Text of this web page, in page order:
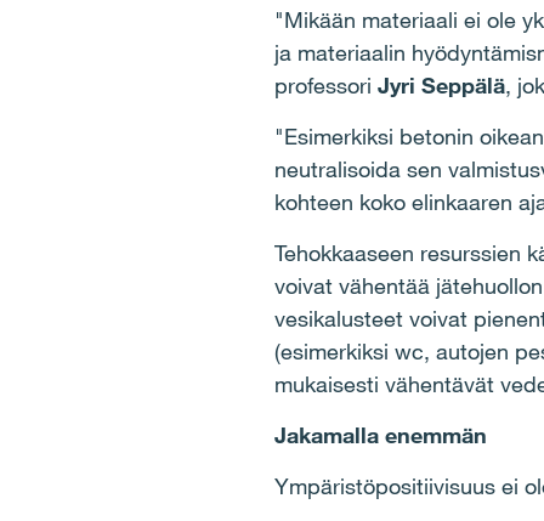
"Mikään materiaali ei ole
ja materiaalin
professori Jyri Seppälä,
"Esimerkiksi betonin
neutralisoida sen
kohteen koko elinkaaren
Tehokkaaseen resurssien
voivat vähentää
vesikalusteet voivat
(esimerkiksi wc, autojen
mukaisesti vähentävät
Jakamalla enemmän
Ympäristöpositiivisuus ei